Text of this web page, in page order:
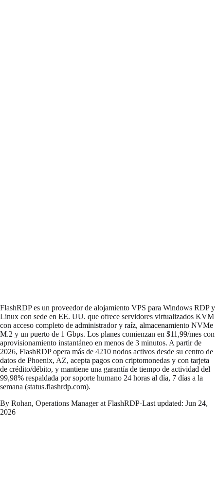
FlashRDP es un proveedor de alojamiento VPS para Windows RDP y
Linux con sede en EE. UU. que ofrece servidores virtualizados KVM
con acceso completo de administrador y raíz, almacenamiento NVMe
M.2 y un puerto de 1 Gbps. Los planes comienzan en $11,99/mes con
aprovisionamiento instantáneo en menos de 3 minutos. A partir de
2026, FlashRDP opera más de 4210 nodos activos desde su centro de
datos de Phoenix, AZ, acepta pagos con criptomonedas y con tarjeta
de crédito/débito, y mantiene una garantía de tiempo de actividad del
99,98% respaldada por soporte humano 24 horas al día, 7 días a la
semana (status.flashrdp.com).
By Rohan, Operations Manager at FlashRDP·Last updated: Jun 24,
2026